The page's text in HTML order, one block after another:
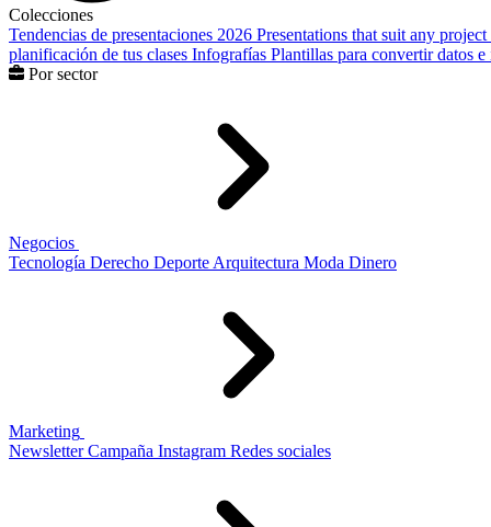
Colecciones
Tendencias de presentaciones 2026 Presentations that suit any project
planificación de tus clases Infografías Plantillas para convertir datos
Por sector
Negocios
Tecnología Derecho Deporte Arquitectura Moda Dinero
Marketing
Newsletter Campaña Instagram Redes sociales